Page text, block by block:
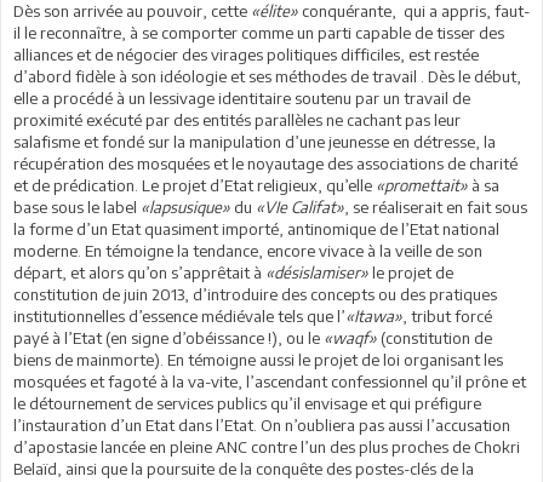
Dès son arrivée au pouvoir, cette «élite» conquérante, qui a appris, faut-
il le reconnaître, à se comporter comme un parti capable de tisser des
alliances et de négocier des virages politiques difficiles, est restée
d’abord fidèle à son idéologie et ses méthodes de travail . Dès le début,
elle a procédé à un lessivage identitaire soutenu par un travail de
proximité exécuté par des entités parallèles ne cachant pas leur
salafisme et fondé sur la manipulation d’une jeunesse en détresse, la
récupération des mosquées et le noyautage des associations de charité
et de prédication. Le projet d’Etat religieux, qu’elle «promettait» à sa
base sous le label «lapsusique» du «VIe Califat» , se réaliserait en fait sous
la forme d’un Etat quasiment importé, antinomique de l’Etat national
moderne. En témoigne la tendance, encore vivace à la veille de son
départ, et alors qu’on s’apprêtait à «désislamiser»le projet de
constitution de juin 2013, d’introduire des concepts ou des pratiques
institutionnelles d’essence médiévale tels que l’«Itawa» , tribut forcé
payé à l’Etat (en signe d’obéissance !), ou le «waqf» (constitution de
biens de mainmorte). En témoigne aussi le projet de loi organisant les
mosquées et fagoté à la va-vite, l’ascendant confessionnel qu’il prône et
le détournement de services publics qu’il envisage et qui préfigure
l’instauration d’un Etat dans l’Etat. On n’oubliera pas aussi l’accusation
d’apostasie lancée en pleine ANC contre l’un des plus proches de Chokri
Belaïd, ainsi que la poursuite de la conquête des postes-clés de la